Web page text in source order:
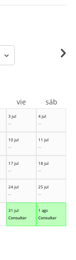
3 jul
--
4 jul
--
10 jul
--
11 jul
--
17 jul
--
18 jul
--
24 jul
--
25 jul
--
31 jul
Consultar
1 ago
Consultar
vie sáb